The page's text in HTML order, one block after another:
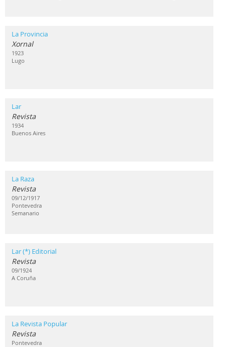
La Provincia
Xornal
1923
Lugo
Lar
Revista
1934
Buenos Aires
La Raza
Revista
09/12/1917
Pontevedra
Semanario
Lar (*) Editorial
Revista
09/1924
A Coruña
La Revista Popular
Revista
Pontevedra